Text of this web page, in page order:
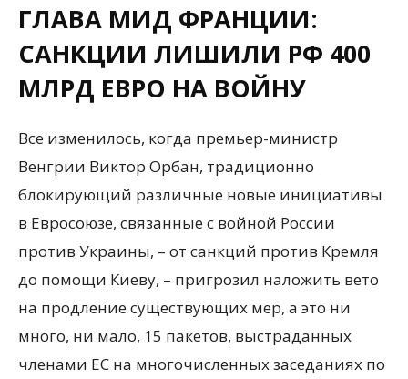
ГЛАВА МИД ФРАНЦИИ:
САНКЦИИ ЛИШИЛИ РФ 400
МЛРД ЕВРО НА ВОЙНУ
Все изменилось, когда премьер-министр
Венгрии Виктор Орбан, традиционно
блокирующий различные новые инициативы
в Евросоюзе, связанные с войной России
против Украины, – от санкций против Кремля
до помощи Киеву, – пригрозил наложить вето
на продление существующих мер, а это ни
много, ни мало, 15 пакетов, выстраданных
членами ЕС на многочисленных заседаниях по